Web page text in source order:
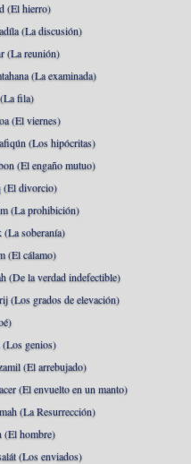
(El hierro)
(La discusión)
(La reunión)
(La examinada)
fila)
(El viernes)
(Los hipócritas)
(El engaño mutuo)
(El divorcio)
(La prohibición)
soberanía)
(El cálamo)
(De la verdad indefectible)
(Los grados de elevación)
genios)
(El arrebujado)
(El envuelto en un manto)
(La Resurrección)
(El hombre)
(Los enviados)